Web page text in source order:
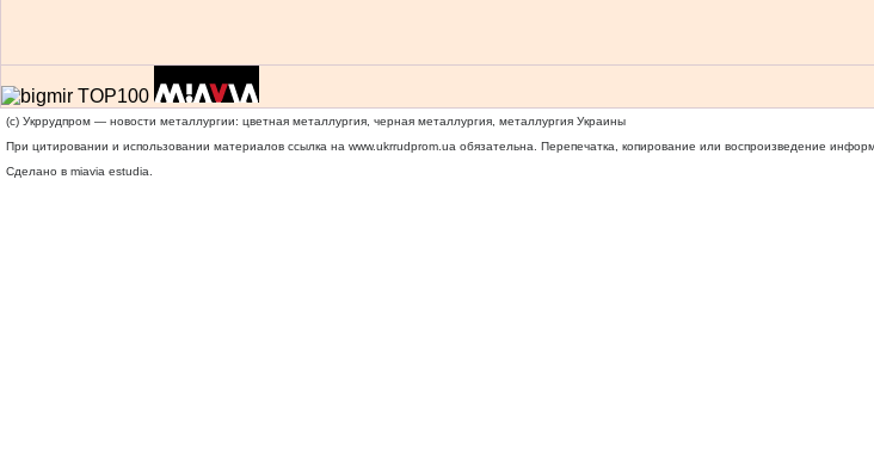
(c) Укррудпром — новости металлургии: цветная металлургия, черная металлургия, металлургия Украины
При цитировании и использовании материалов ссылка на www.ukrrudprom.ua обязательна. Перепечатка, копирование или воспроизведение
Сделано в miavia estudia.